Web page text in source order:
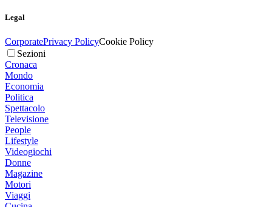
Legal
CorporatePrivacy PolicyCookie Policy
Sezioni
Cronaca
Mondo
Economia
Politica
Spettacolo
Televisione
People
Lifestyle
Videogiochi
Donne
Magazine
Motori
Viaggi